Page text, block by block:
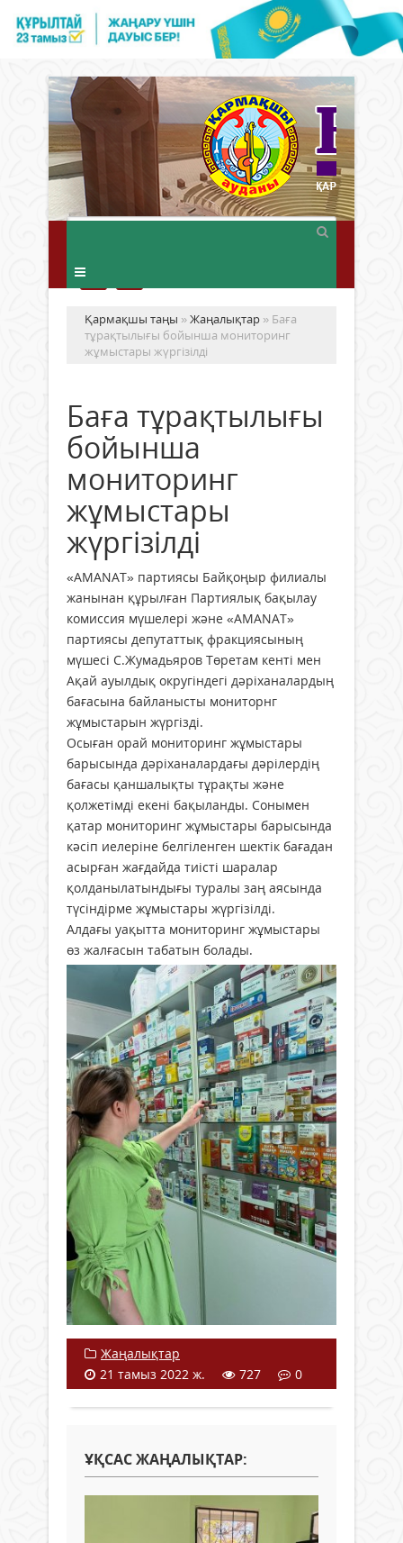
Қармақшы таңы »Жаңалықтар » Баға
тұрақтылығы бойынша мониторинг
жұмыстары жүргізілді
Баға тұрақтылығы
бойынша
мониторинг
жұмыстары
жүргізілді
«AMANAT» партиясы Байқоңыр филиалы
жанынан құрылған Партиялық бақылау
комиссия мүшелері және «AMANAT»
партиясы депутаттық фракциясының
мүшесі С.Жумадьяров Төретам кенті мен
Ақай ауылдық округіндегі дәріханалардың
бағасына байланысты мониторнг
жұмыстарын жүргізді.
Осыған орай мониторинг жұмыстары
барысында дәріханалардағы дәрілердің
бағасы қаншалықты тұрақты және
қолжетімді екені бақыланды. Сонымен
қатар мониторинг жұмыстары барысында
кәсіп иелеріне белгіленген шектік бағадан
асырған жағдайда тиісті шаралар
қолданылатындығы туралы заң аясында
түсіндірме жұмыстары жүргізілді.
Алдағы уақытта мониторинг жұмыстары
өз жалғасын табатын болады.
Жаңалықтар
21 тамыз 2022 ж.
727 0
ҰҚСАС ЖАҢАЛЫҚТАР: